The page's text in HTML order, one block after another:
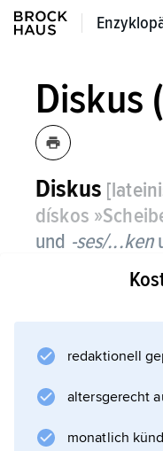
Diskus
Diskus
dískos
und -ses/...ken
ring- oder
).
redaktionell
altersgerecht
monatlich